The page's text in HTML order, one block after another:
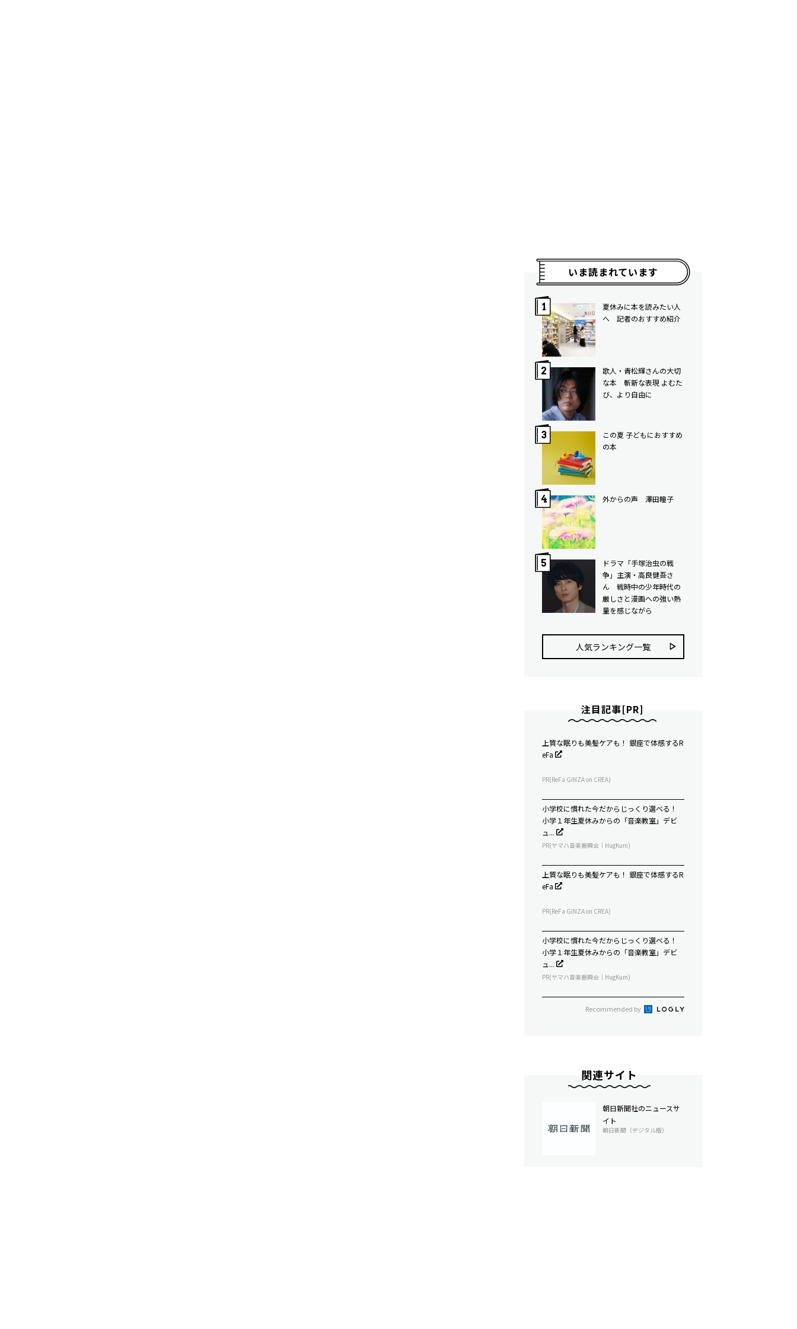
いま読まれています
夏休みに本を読みたい人
へ 記者のおすすめ紹介
歌人・青松輝さんの大切
な本 斬新な表現 よむた
び、より自由に
この夏 子どもにおすすめ
の本
外からの声 澤田瞳子
ドラマ「手塚治虫の戦
争」主演・高良健吾さ
ん 戦時中の少年時代の
厳しさと漫画への強い熱
量を感じながら
人気ランキング⼀覧
注目記事[PR]
上質な眠りも美髪ケアも！ 銀座で体感するR
eFa
PR(ReFa GINZA on CREA)
小学校に慣れた今だからじっくり選べる！
小学１年生夏休みからの「音楽教室」デビ
ュ...
PR(ヤマハ音楽振興会｜HugKum)
上質な眠りも美髪ケアも！ 銀座で体感するR
eFa
PR(ReFa GINZA on CREA)
小学校に慣れた今だからじっくり選べる！
小学１年生夏休みからの「音楽教室」デビ
ュ...
PR(ヤマハ音楽振興会｜HugKum)
Recommended by
関連サイト
朝日新聞社のニュースサ
イト
朝日新聞（デジタル版）